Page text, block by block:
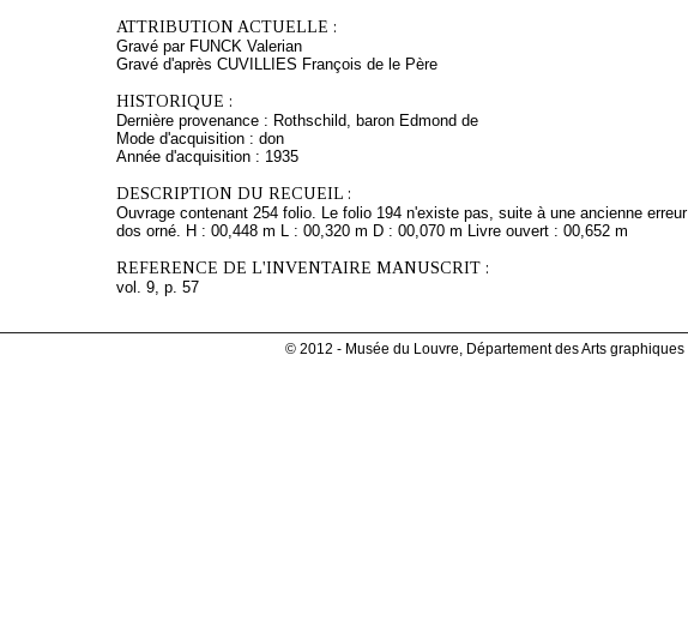
ATTRIBUTION ACTUELLE :
Gravé par FUNCK Valerian
Gravé d'après CUVILLIES François de le Père
HISTORIQUE :
Dernière provenance : Rothschild, baron Edmond de
Mode d'acquisition : don
Année d'acquisition : 1935
DESCRIPTION DU RECUEIL :
Ouvrage contenant 254 folio. Le folio 194 n'existe pas, suite à une ancienne
dos orné. H : 00,448 m L : 00,320 m D : 00,070 m Livre ouvert : 00,652 m
REFERENCE DE L'INVENTAIRE MANUSCRIT :
vol. 9, p. 57
© 2012 - Musée du Louvre, Département des Arts graphiques